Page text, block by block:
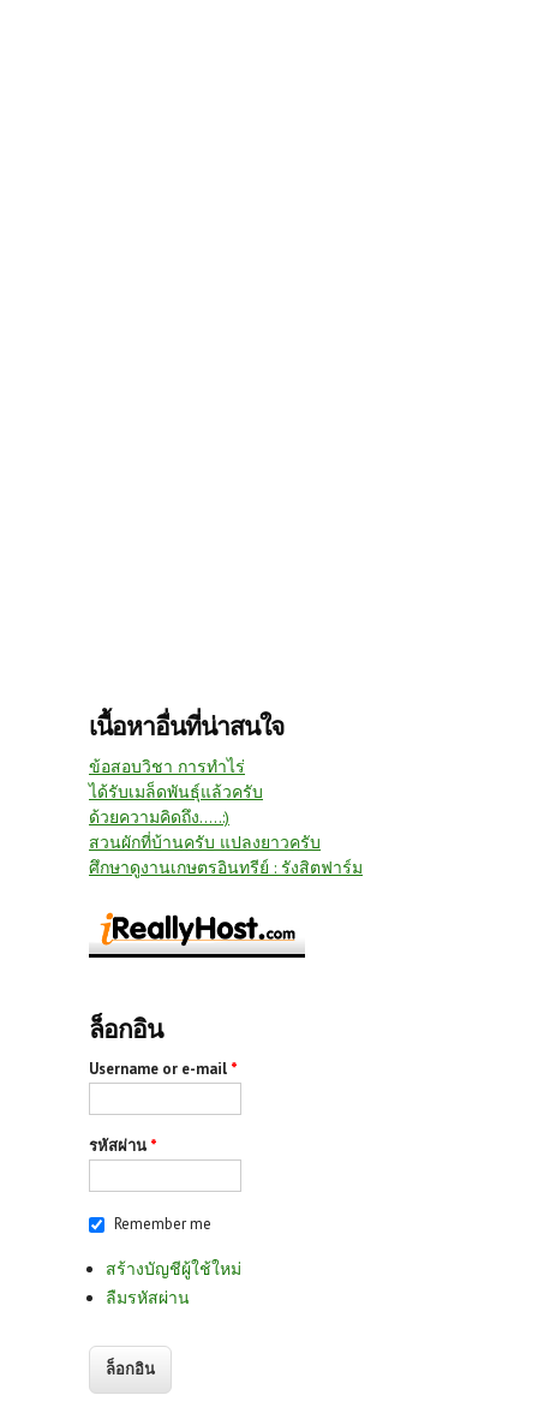
เนื้อหาอื่นที่น่าสนใจ
ข้อสอบวิชา การทำไร่
ได้รับเมล็ดพันธุ์แล้วครับ
ด้วยความคิดถึง.....:)
สวนผักที่บ้านครับ แปลงยาวครับ
ศึกษาดูงานเกษตรอินทรีย์ : รังสิตฟาร์ม
ล็อกอิน
Username or e-mail *
รหัสผ่าน *
Remember me
สร้างบัญชีผู้ใช้ใหม่
ลืมรหัสผ่าน